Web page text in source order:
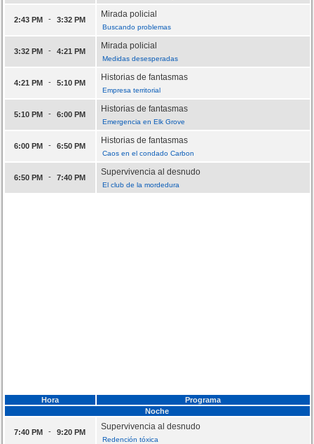
2:43 PM - 3:32 PM
Mirada policial
Buscando problemas
3:32 PM - 4:21 PM
Mirada policial
Medidas desesperadas
4:21 PM - 5:10 PM
Historias de fantasmas
Empresa territorial
5:10 PM - 6:00 PM
Historias de fantasmas
Emergencia en Elk Grove
6:00 PM - 6:50 PM
Historias de fantasmas
Caos en el condado Carbon
6:50 PM - 7:40 PM
Supervivencia al desnudo
El club de la mordedura
Hora
Programa
Noche
7:40 PM - 9:20 PM
Supervivencia al desnudo
Redención tóxica